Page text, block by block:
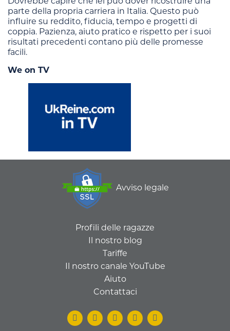
parte della propria carriera in Italia. Questo può
influire su reddito, fiducia, tempo e progetti di
coppia. Pazienza, aiuto pratico e rispetto per i suoi
risultati precedenti contano più delle promesse
facili.
We on TV
Avviso legale
Profili delle ragazze
Il nostro blog
Tariffe
Il nostro canale YouTube
Aiuto
Contattaci